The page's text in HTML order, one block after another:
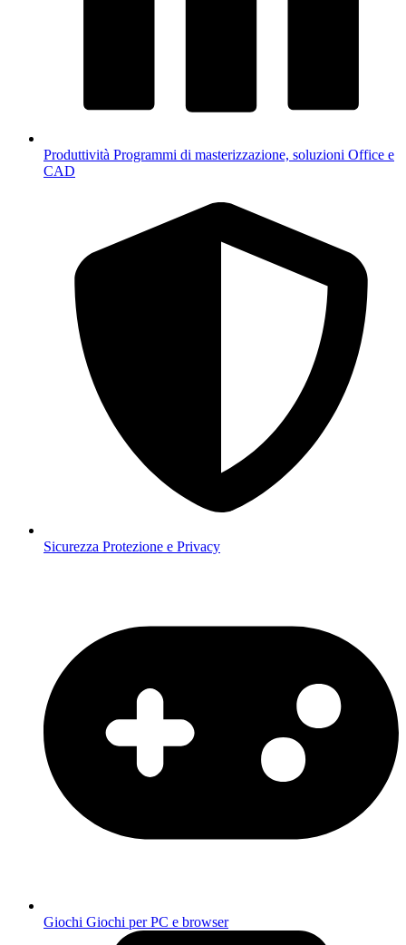
Produttività Programmi di masterizzazione, soluzioni Office e
CAD
Sicurezza Protezione e Privacy
Giochi Giochi per PC e browser